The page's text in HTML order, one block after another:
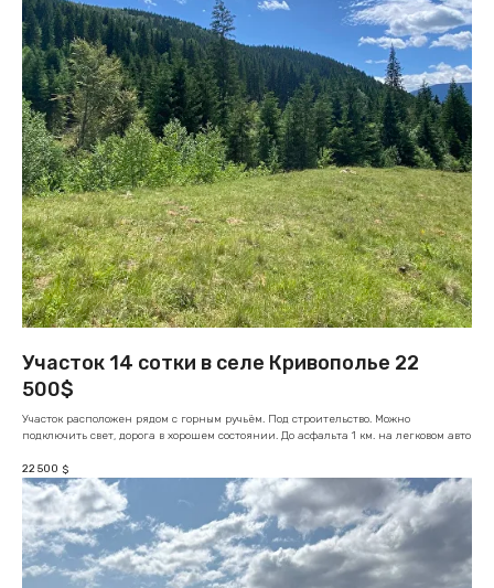
Участок 14 сотки в селе Кривополье 22
500$
Участок расположен рядом с горным ручьём. Под строительство. Можно
подключить свет, дорога в хорошем состоянии. До асфальта 1 км. на легковом авто
22 500 $